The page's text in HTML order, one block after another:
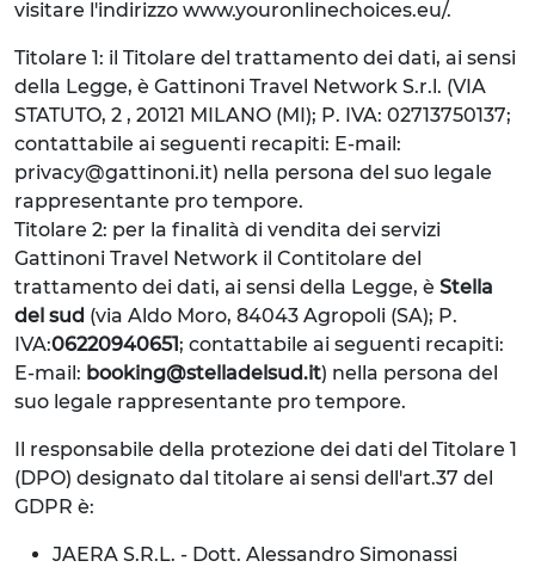
visitare l'indirizzo www.youronlinechoices.eu/.
Titolare 1: il Titolare del trattamento dei dati, ai sensi
della Legge, è Gattinoni Travel Network S.r.l. (VIA
STATUTO, 2 , 20121 MILANO (MI); P. IVA: 02713750137;
contattabile ai seguenti recapiti: E-mail:
privacy@gattinoni.it) nella persona del suo legale
rappresentante pro tempore.
Titolare 2: per la finalità di vendita dei servizi
Gattinoni Travel Network il Contitolare del
trattamento dei dati, ai sensi della Legge, è Stella
del sud (via Aldo Moro, 84043 Agropoli (SA); P.
IVA:06220940651; contattabile ai seguenti recapiti:
E-mail: booking@stelladelsud.it) nella persona del
suo legale rappresentante pro tempore.
Il responsabile della protezione dei dati del Titolare 1
(DPO) designato dal titolare ai sensi dell'art.37 del
GDPR è:
JAERA S.R.L. - Dott. Alessandro Simonassi